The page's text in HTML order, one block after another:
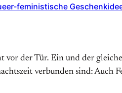
feministische
vor der Tür. Ein und der
verbunden sind: Auch